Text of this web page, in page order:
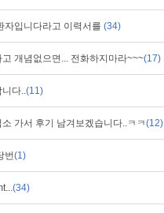
자입니다라고 이력서를 (34)
고 개념없으면... 전화하지마라~~~(17)
니다..(11)
소 가서 후기 남겨보겠습니다..ㅋㅋ(12)
번(1)
(34)